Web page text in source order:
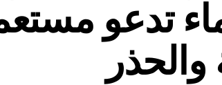
تدعو